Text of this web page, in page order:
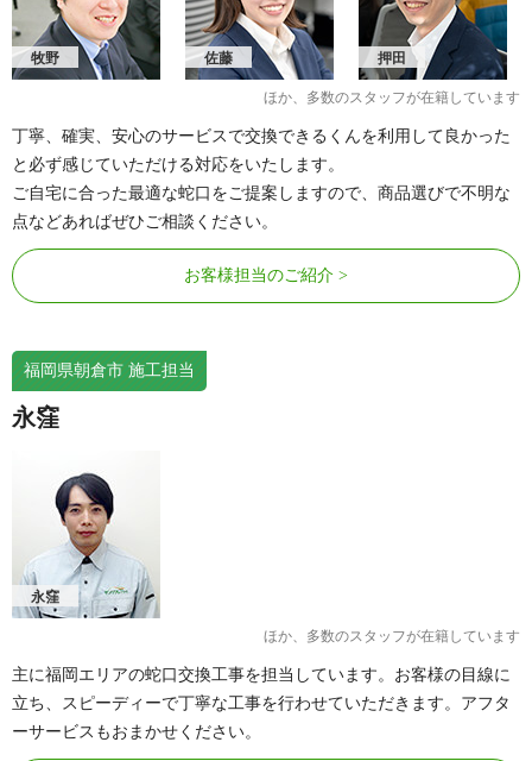
牧野 佐藤 押田
ほか、多数のスタッフが在籍しています
丁寧、確実、安心のサービスで交換できるくんを利用して良かった
と必ず感じていただける対応をいたします。
ご自宅に合った最適な蛇口をご提案しますので、商品選びで不明な
点などあればぜひご相談ください。
お客様担当のご紹介
福岡県朝倉市 施工担当
永窪
永窪
ほか、多数のスタッフが在籍しています
主に福岡エリアの蛇口交換工事を担当しています。お客様の目線に
立ち、スピーディーで丁寧な工事を行わせていただきます。アフタ
ーサービスもおまかせください。